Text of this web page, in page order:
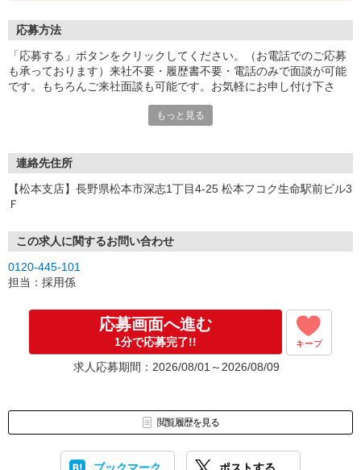
応募方法
「応募する」ボタンをクリックしてください。（お電話でのご応募
も承っております）来社不要・履歴書不要・電話のみで面談が可能
です。もちろんご来社面談も可能です。お気軽にお申し付け下さ
もっと見る
連絡先住所
【松本支店】長野県松本市深志1丁目4-25 松本フコク生命駅前ビル3
Ｆ
この求人に関するお問い合わせ
0120-445-101
担当：採用係
応募画面へ進む
1分で応募完了!! キープ
求人応募期間：2026/08/01～2026/08/09
閲覧履歴を見る